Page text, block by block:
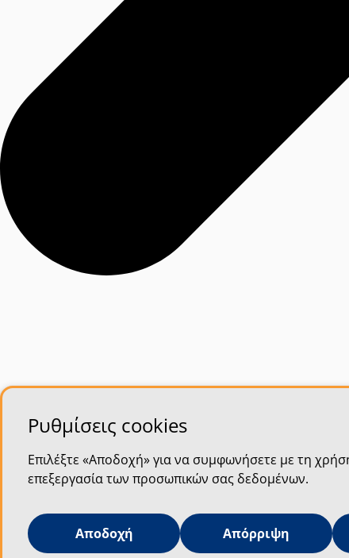
Ρυθμίσεις cookies
Επιλέξτε «Αποδοχή» για να συμφωνήσετε με τη
επεξεργασία των προσωπικών σας δεδομένων.
Αποδοχή Απόρριψη